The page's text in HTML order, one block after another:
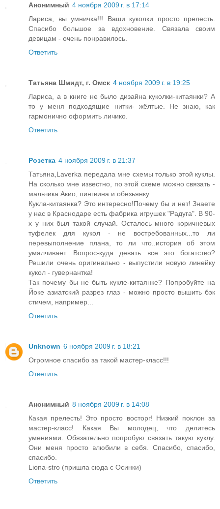
Анонимный 4 ноября 2009 г. в 17:14
Лариса, вы умничка!!! Ваши куколки просто прелесть.
Спасибо большое за вдохновение. Связала своим
девицам - очень понравилось.
Ответить
Татьяна Шмидт, г. Омск 4 ноября 2009 г. в 19:25
Лариса, а в книге не было дизайна куколки-китаянки? А
то у меня подходящие нитки- жёлтые. Не знаю, как
гармонично оформить личико.
Ответить
Розетка 4 ноября 2009 г. в 21:37
Татьяна,Laverka передала мне схемы только этой куклы.
На сколько мне известно, по этой схеме можно связать -
мальчика Акио, пингвина и обезьянку.
Кукла-китаянка? Это интересно!Почему бы и нет! Знаете
у нас в Краснодаре есть фабрика игрушек "Радуга". В 90-
х у них был такой случай. Осталось много коричневых
туфелек для кукол - не востребованных...то ли
перевыполнение плана, то ли что..история об этом
умалчивает. Вопрос-куда девать все это богатство?
Решили очень оригинально - выпустили новую линейку
кукол - гувернантка!
Так почему бы не быть кукле-китаянке? Попробуйте на
Йоке азиатский разрез глаз - можно просто вышить бэк
стичем, например...
Ответить
Unknown 6 ноября 2009 г. в 18:21
Огромное спасибо за такой мастер-класс!!!
Ответить
Анонимный 8 ноября 2009 г. в 14:08
Какая прелесть! Это просто восторг! Низкий поклон за
мастер-класс! Какая Вы молодец, что делитесь
умениями. Обязательно попробую связать такую куклу.
Они меня просто влюбили в себя. Спасибо, спасибо,
спасибо.
Liona-stro (пришла сюда с Осинки)
Ответить